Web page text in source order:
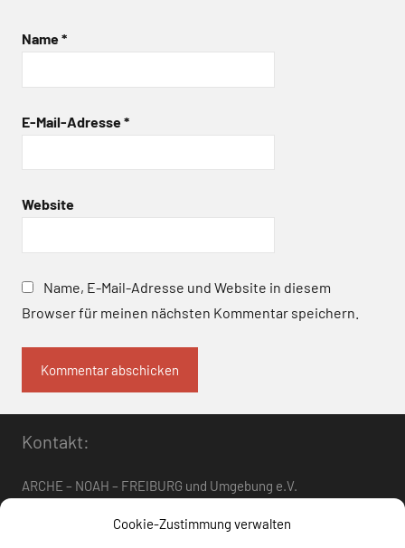
Cookie-Zustimmung verwalten
Name*
E-Mail-Adresse*
Website
Name, E-Mail-Adresse und Website in diesem
Browser für meinen nächsten Kommentar speichern.
Kontakt:
ARCHE – NOAH – FREIBURG und Umgebung e.V.
arche-noah-freiburg[at]freenet.de